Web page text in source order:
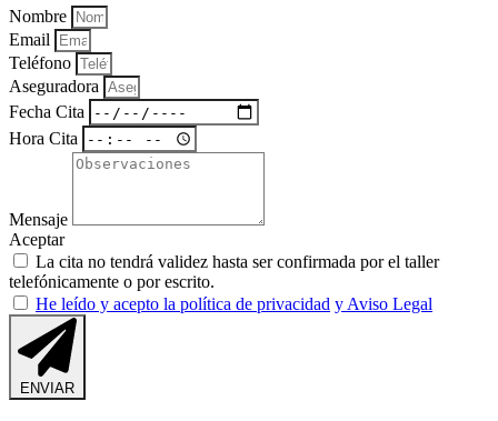
Nombre
Email
Teléfono
Aseguradora
Fecha Cita
Hora Cita
Mensaje
Aceptar
La cita no tendrá validez hasta ser confirmada por el taller
telefónicamente o por escrito.
He leído y acepto la política de privacidad y Aviso Legal
ENVIAR